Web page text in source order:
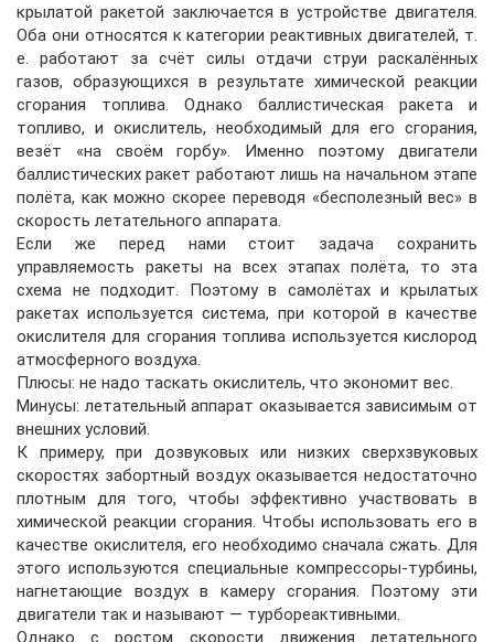
крылатой ракетой заключается в устройстве двигателя.
Оба они относятся к категории реактивных двигателей, т.
е. работают за счёт силы отдачи струи раскалённых
газов, образующихся в результате химической реакции
сгорания топлива. Однако баллистическая ракета и
топливо, и окислитель, необходимый для его сгорания,
везёт «на своём горбу». Именно поэтому двигатели
баллистических ракет работают лишь на начальном этапе
полёта, как можно скорее переводя «бесполезный вес» в
скорость летательного аппарата.
Если же перед нами стоит задача сохранить
управляемость ракеты на всех этапах полёта, то эта
схема не подходит. Поэтому в самолётах и крылатых
ракетах используется система, при которой в качестве
окислителя для сгорания топлива используется кислород
атмосферного воздуха.
Плюсы: не надо таскать окислитель, что экономит вес.
Минусы: летательный аппарат оказывается зависимым от
внешних условий.
К примеру, при дозвуковых или низких сверхзвуковых
скоростях забортный воздух оказывается недостаточно
плотным для того, чтобы эффективно участвовать в
химической реакции сгорания. Чтобы использовать его в
качестве окислителя, его необходимо сначала сжать. Для
этого используются специальные компрессоры-турбины,
нагнетающие воздух в камеру сгорания. Поэтому эти
двигатели так и называют — турбореактивными.
Однако с ростом скорости движения летательного